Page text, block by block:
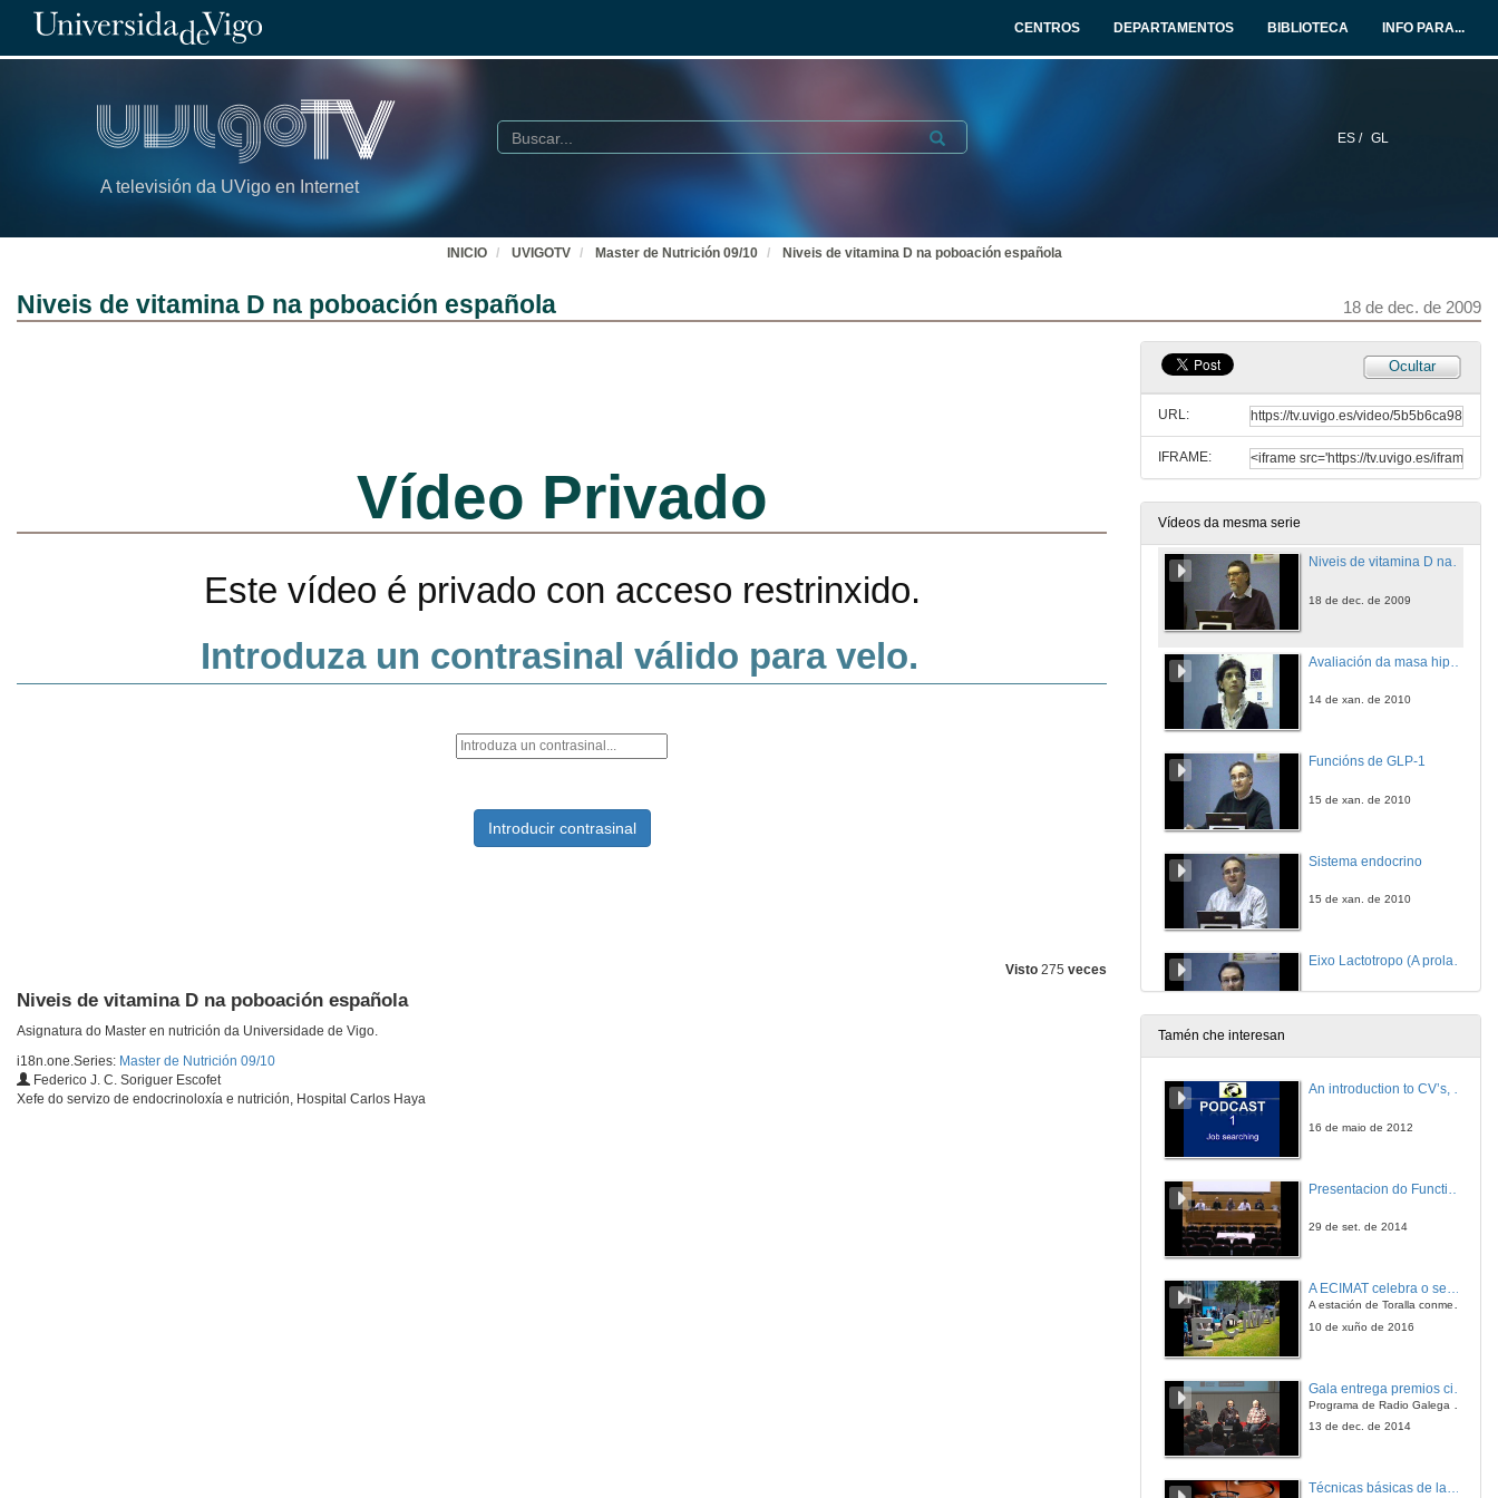
CENTROS DEPARTAMENTOS BIBLIOTECA INFO PARA...
A televisión da UVigo en Internet
ES / GL
Buscar Submit
INICIO UVIGOTV Master de Nutrición 09/10 Niveis de vitamina D na poboación española
Niveis de vitamina D na poboación española 18 de dec. de 2009
Visto 275 veces
Niveis de vitamina D na poboación española
Asignatura do Master en nutrición da Universidade de Vigo.
i18n.one.Series: Master de Nutrición 09/10
Federico J. C. Soriguer Escofet
Xefe do servizo de endocrinoloxía e nutrición, Hospital Carlos Haya
Ocultar
URL:
IFRAME:
Vídeos da mesma serie
Diabetes Mellitus II
11 de dec. de 2009
A glándula adrenal
A inxesta de iodo en España
18 de dec. de 2009
Niveis de vitamina D na poboación española
18 de dec. de 2009
14 de xan. de 2010
Funcións de GLP-1
15 de xan. de 2010
Sistema endocrino
15 de xan. de 2010
Eixo Lactotropo (A prolactina)
Catecolaminas e sistema simpático-adrenal
22 de xan. de 2010
22 de xan. de 2010
Tamén che interesan
An introduction to CV’s, letters, and job searching
16 de maio de 2012
29 de set. de 2014
A ECIMAT celebra o seu décimo aniversario
A estación de Toralla conmemora a efeméride asinando un convenio coa Universidad del País Vasco
10 de xuño de 2016
Programa de Radio Galega "Efervescencia"
13 de dec. de 2014
Técnicas básicas de laboratorio aplicadas á bioloxía